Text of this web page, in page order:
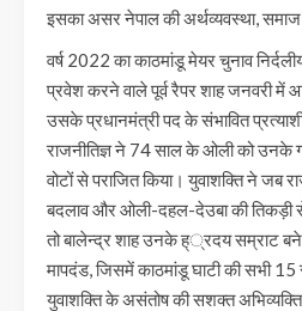
इसका असर नेपाल की अर्थव्यवस्था, समाज
वर्ष 2022 का काठमांडू मेयर चुनाव
प्रवेश करने वाले पूर्व रैपर शाह जनवरी में
उसके प्रधानमंत्री पद के संभावित
राजनीतिज्ञ ने 74 साल के ओली को उनके
वोटों से पराजित किया। युवाशक्ति ने जब
बदलाव और ओली-दहल-देउबा की तिकड़ी
तो बालेन्द्र शाह उनके ह््रदय सम्राट
मापदंड, जिसमें काठमांडू घाटी की सभी 15
युवाशक्ति के असंतोष की सशक्त